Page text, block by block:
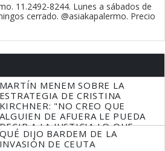
11.2492-8244. Lunes a sábados de
cerrado. @asiakapalermo. Precio
MARTÍN MENEM SOBRE LA
ESTRATEGIA DE CRISTINA
KIRCHNER: "NO CREO QUE
ALGUIEN DE AFUERA LE PUEDA
A LA JUSTICIA LO QUE
TIENE QUE HACER"
QUÉ DIJO BARDEM DE LA
INVASIÓN DE CEUTA